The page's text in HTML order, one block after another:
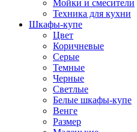
Мойки и смесители
Техника для кухни
Шкафы-купе
Цвет
Коричневые
Серые
Темные
Черные
Светлые
Белые шкафы-купе
Венге
Размер